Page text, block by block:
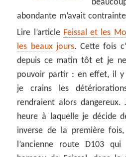
abondante m’avait
Lire l’article Feissal et les
les beaux jours. Cette fois
depuis ce matin tôt et je
pouvoir partir : en effet, il y
je crains les
rendraient alors dangereux.
heure à laquelle je décide
inverse de la première
l’ancienne route D103